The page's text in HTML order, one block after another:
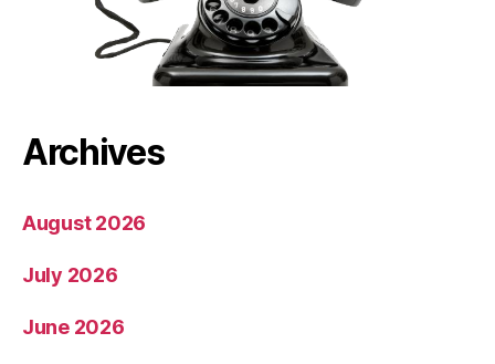
Archives
August 2026
July 2026
June 2026